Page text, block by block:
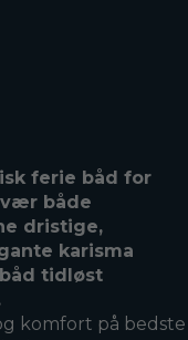
ferie båd for
både
dristige,
karisma
tidløst
komfort på bedste